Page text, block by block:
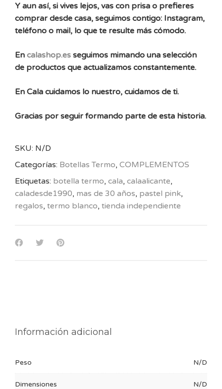
Y aun así, si vives lejos, vas con prisa o prefieres
comprar desde casa, seguimos contigo: Instagram,
teléfono o mail, lo que te resulte más cómodo.
En calashop.es seguimos mimando una selección
de productos que actualizamos constantemente.
En Cala cuidamos lo nuestro, cuidamos de ti.
Gracias por seguir formando parte de esta historia.
SKU: N/D
Categorías: Botellas Termo, COMPLEMENTOS
Etiquetas: botella termo, cala, calaalicante,
caladesde1990, mas de 30 años, pastel pink,
regalos, termo blanco, tienda independiente
Información adicional
Peso N/D
Dimensiones N/D